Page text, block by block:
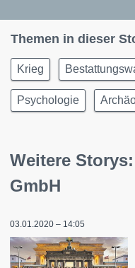
Themen in dieser
Krieg
Psychologie
Weitere
GmbH
03.01.2020 – 14:05